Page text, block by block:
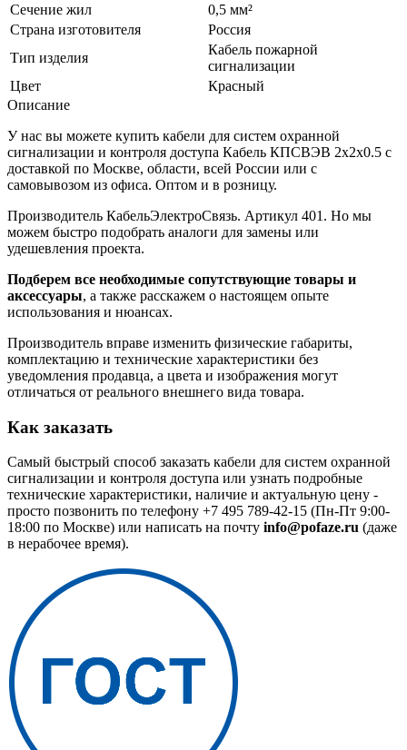
Сечение жил
0,5 мм²
Страна изготовителя
Россия
Тип изделия
Кабель пожарной
сигнализации
Цвет
Красный
Описание
У нас вы можете купить кабели для систем охранной
сигнализации и контроля доступа Кабель КПСВЭВ 2х2х0.5 с
доставкой по Москве, области, всей России или с
самовывозом из офиса. Оптом и в розницу.
Производитель КабельЭлектроСвязь. Артикул 401. Но мы
можем быстро подобрать аналоги для замены или
удешевления проекта.
Подберем все необходимые сопутствующие товары и
аксессуары, а также расскажем о настоящем опыте
использования и нюансах.
Производитель вправе изменить физические габариты,
комплектацию и технические характеристики без
уведомления продавца, а цвета и изображения могут
отличаться от реального внешнего вида товара.
Как заказать
Самый быстрый способ заказать кабели для систем охранной
сигнализации и контроля доступа или узнать подробные
технические характеристики, наличие и актуальную цену -
просто позвонить по телефону +7 495 789-42-15 (Пн-Пт 9:00-
18:00 по Москве) или написать на почту info@pofaze.ru (даже
в нерабочее время).